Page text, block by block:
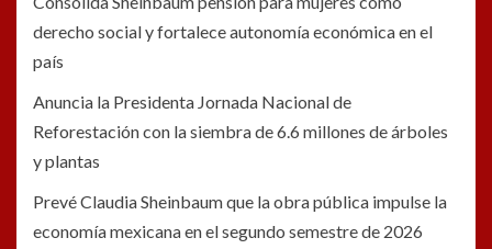
derecho social y fortalece autonomía económica en el
país
Anuncia la Presidenta Jornada Nacional de
Reforestación con la siembra de 6.6 millones de árboles
y plantas
Prevé Claudia Sheinbaum que la obra pública impulse la
economía mexicana en el segundo semestre de 2026